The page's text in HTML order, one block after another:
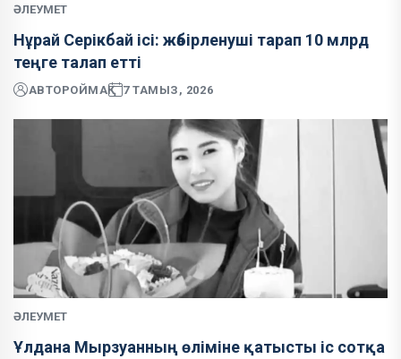
ӘЛЕУМЕТ
Нұрай Серікбай ісі: жәбірленуші тарап 10 млрд
теңге талап етті
АВТОРОЙМАҚ 7 ТАМЫЗ, 2026
ӘЛЕУМЕТ
Ұлдана Мырзуанның өліміне қатысты іс сотқа